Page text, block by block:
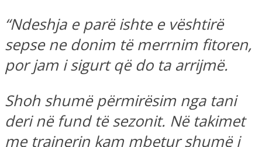
“Ndeshja e parë ishte e vështirë
sepse ne donim të merrnim fitoren,
por jam i sigurt që do ta arrijmë.
Shoh shumë përmirësim nga tani
deri në fund të sezonit. Në takimet
me trajnerin kam mbetur shumë i